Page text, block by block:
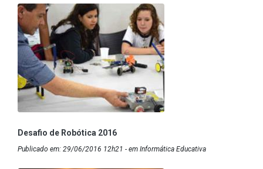
Desafio de Robótica 2016
Publicado em: 29/06/2016 12h21 - em Informática Educativa